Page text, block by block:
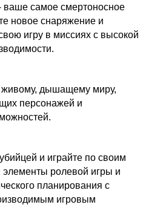
ваше самое смертоносное
новое снаряжение и
игру в миссиях с высокой
живому, дышащему миру,
персонажей и
и играйте по своим
элементы ролевой игры и
планирования с
игровым